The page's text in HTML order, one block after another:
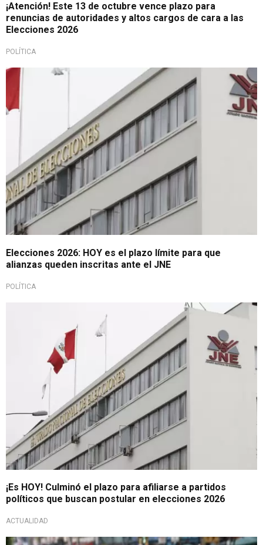
¡Atención! Este 13 de octubre vence plazo para
renuncias de autoridades y altos cargos de cara a las
Elecciones 2026
POLÍTICA
Vence plazo
Elecciones 2026: HOY es el plazo límite para que
alianzas queden inscritas ante el JNE
POLÍTICA
¡Es HOY! Culminó el plazo para afiliarse a partidos
políticos que buscan postular en elecciones 2026
ACTUALIDAD